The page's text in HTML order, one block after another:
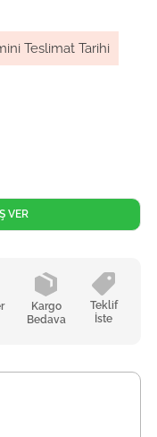
Teslimat Tarihi
Kargo
Bedava
Teklif
İste
VER